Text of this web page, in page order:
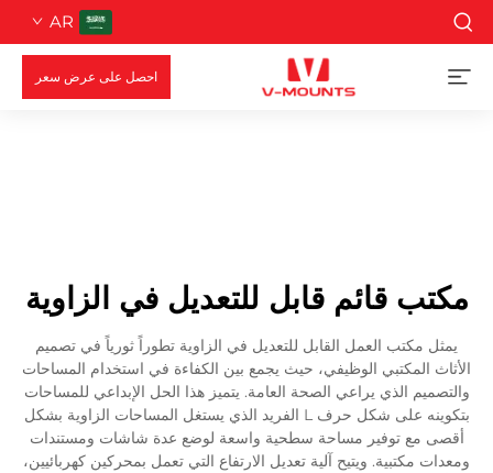
AR
احصل على عرض سعر
مكتب قائم قابل للتعديل في الزاوية
يمثل مكتب العمل القابل للتعديل في الزاوية تطوراً ثورياً في تصميم
الأثاث المكتبي الوظيفي، حيث يجمع بين الكفاءة في استخدام المساحات
والتصميم الذي يراعي الصحة العامة. يتميز هذا الحل الإبداعي للمساحات
بتكوينه على شكل حرف L الفريد الذي يستغل المساحات الزاوية بشكل
أقصى مع توفير مساحة سطحية واسعة لوضع عدة شاشات ومستندات
ومعدات مكتبية. ويتيح آلية تعديل الارتفاع التي تعمل بمحركين كهربائيين،